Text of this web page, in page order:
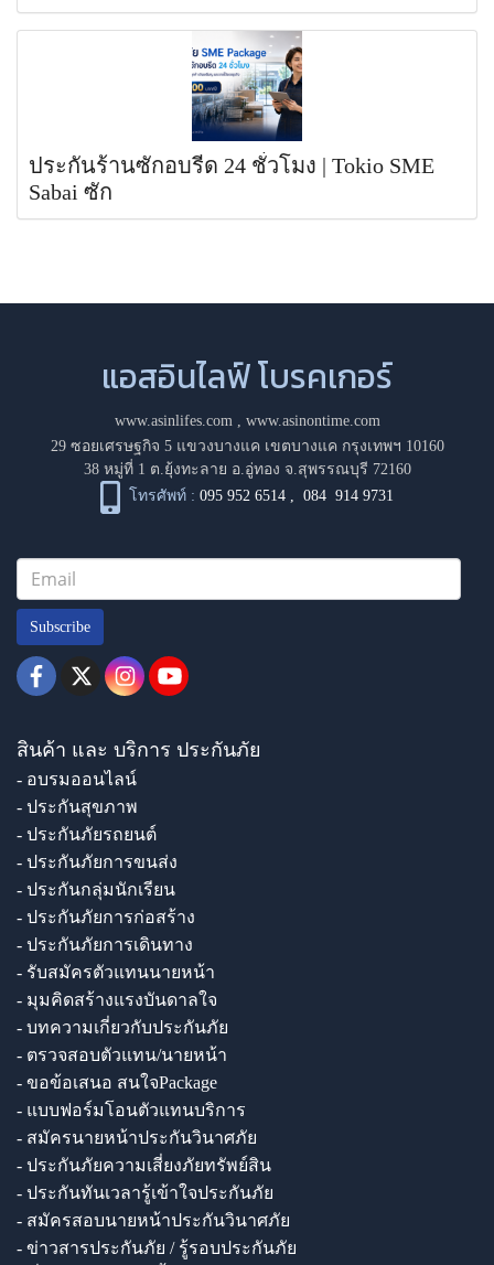
ประกันร้านซักอบรีด 24 ชั่วโมง | Tokio SME
Sabai ซัก
แอสอินไลฟ์ โบรคเกอร์
www.asinlifes.com, www.asinontime.com
29 ซอยเศรษฐกิจ 5 แขวงบางแค เขตบางแค กรุงเทพฯ 10160
38 หมู่ที่ 1 ต.ยุ้งทะลาย อ.อู่ทอง จ.สุพรรณบุรี 72160
โทรศัพท์ : 095 952 6514 ,084 914 9731
Subscribe
สินค้า และ บริการ ประกันภัย
- อบรมออนไลน์
- ประกันสุขภาพ
- ประกันภัยรถยนต์
- ประกันภัยการขนส่ง
- ประกันกลุ่มนักเรียน
- ประกันภัยการก่อสร้าง
- ประกันภัยการเดินทาง
- รับสมัครตัวแทนนายหน้า
- มุมคิดสร้างแรงบันดาลใจ
- บทความเกี่ยวกับประกันภัย
- ตรวจสอบตัวแทน/นายหน้า
- ขอข้อเสนอ สนใจPackage
- แบบฟอร์มโอนตัวแทนบริการ
- สมัครนายหน้าประกันวินาศภัย
- ประกันภัยความเสี่ยงภัยทรัพย์สิน
- ประกันทันเวลารู้เข้าใจประกันภัย
- สมัครสอบนายหน้าประกันวินาศภัย
- ข่าวสารประกันภัย / รู้รอบประกันภัย